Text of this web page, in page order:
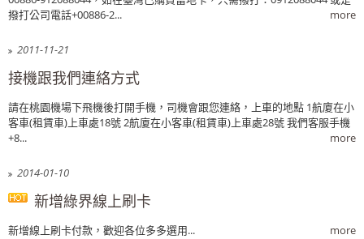
撥打公司電話+00886-2...
more
2011-11-21
接機跟我們連絡方式
請在桃園機場下飛機後打開手機，司機會跟您連絡，上車的地點 1航廈在小
客車(租賃車)上車處18號 2航廈在小客車(租賃車)上車處28號 我們客服手機
+8...
more
2014-01-10
新增綠界線上刷卡
新增線上刷卡付款，歡迎各位多多選用... more